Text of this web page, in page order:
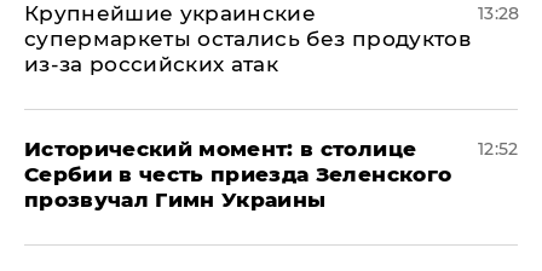
Крупнейшие украинские
супермаркеты остались без продуктов
из-за российских атак
13:28
Исторический момент: в столице
Сербии в честь приезда Зеленского
прозвучал Гимн Украины
12:52